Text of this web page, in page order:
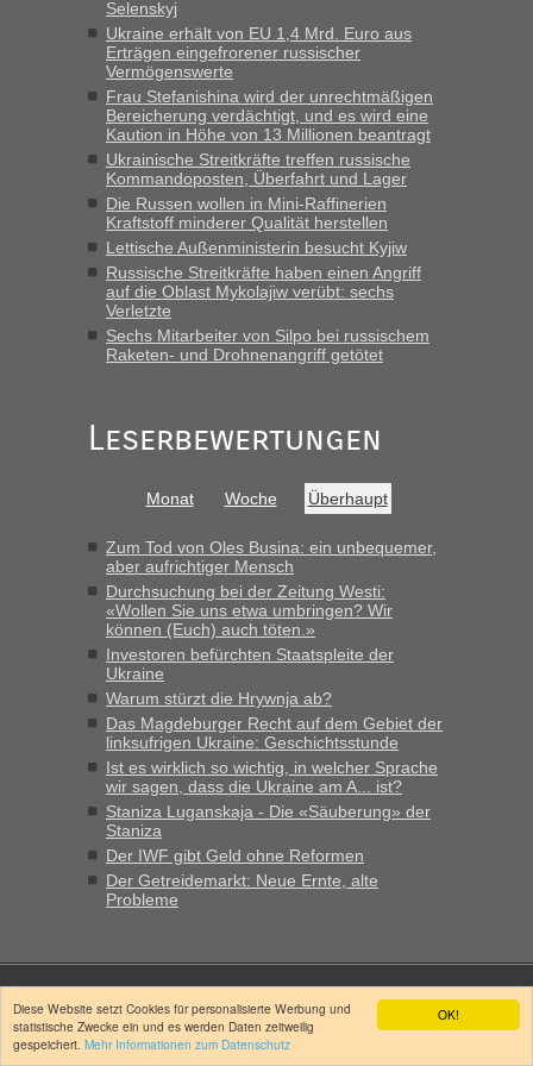
OK!
Diese Website setzt Cookies für personalisierte Werbung und
statistische Zwecke ein und es werden Daten zeitweilig
gespeichert. Mehr Informationen zum Datenschutz
Berichte und Reisetipps • Re: An welchem
Grenzübergang zwischen Polen und der Ukraine geht es am
schnellsten?
„Derzeit, ist es überall sehr voll an den Grenzen Ukraine/
Polen. Zb. Krakovets 100 PKW ca. 10 h Wartezeit. Wollen
Montag rüber, versuchen es sehr früh.“
Selenskyj
Ukraine erhält von EU 1,4 Mrd. Euro aus
Erträgen eingefrorener russischer
Vermögenswerte
Frau Stefanishina wird der unrechtmäßigen
Bereicherung verdächtigt, und es wird eine
Kaution in Höhe von 13 Millionen beantragt
Ukrainische Streitkräfte treffen russische
Kommandoposten, Überfahrt und Lager
Die Russen wollen in Mini-Raffinerien
Kraftstoff minderer Qualität herstellen
Lettische Außenministerin besucht Kyjiw
Russische Streitkräfte haben einen Angriff
auf die Oblast Mykolajiw verübt: sechs
Verletzte
Sechs Mitarbeiter von Silpo bei russischem
Raketen- und Drohnenangriff getötet
Leserbewertungen
Monat Woche Überhaupt
Zum Tod von Oles Busina: ein unbequemer,
aber aufrichtiger Mensch
Durchsuchung bei der Zeitung Westi:
«Wollen Sie uns etwa umbringen? Wir
können (Euch) auch töten.»
Investoren befürchten Staatspleite der
Ukraine
Warum stürzt die Hrywnja ab?
Das Magdeburger Recht auf dem Gebiet der
linksufrigen Ukraine: Geschichtsstunde
Ist es wirklich so wichtig, in welcher Sprache
wir sagen, dass die Ukraine am A... ist?
Staniza Luganskaja - Die «Säuberung» der
Staniza
Der IWF gibt Geld ohne Reformen
Der Getreidemarkt: Neue Ernte, alte
Probleme
Nützliches